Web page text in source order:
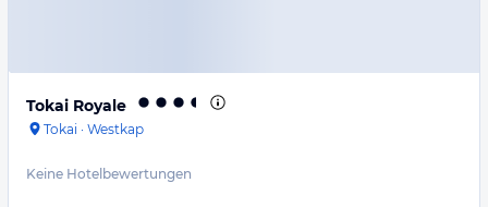
Tokai Royale
Tokai · Westkap
Keine Hotelbewertungen